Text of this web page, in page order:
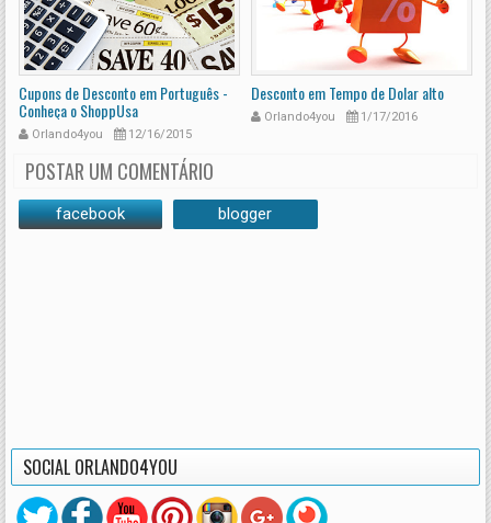
Cupons de Desconto em Português -
Conheça o ShoppUsa
Orlando4you 12/16/2015
Desconto em Tempo de Dolar alto
Orlando4you 1/17/2016
POSTAR UM COMENTÁRIO
facebook blogger
SOCIAL ORLANDO4YOU